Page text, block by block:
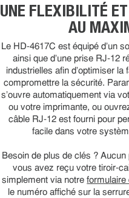
UNE FLEXIBILITÉ
AU
Le HD-4617C est équipé d'un
ainsi que d'une prise RJ-12
industrielles afin d'optimiser la
compromettre la sécurité.
s'ouvre automatiquement via
ou votre imprimante, ou
câble RJ-12 est fourni pour
facile dans votre
Besoin de plus de clés ?
vous avez reçu votre tiroir-
simplement via notreformulaire
le numéro affiché sur la